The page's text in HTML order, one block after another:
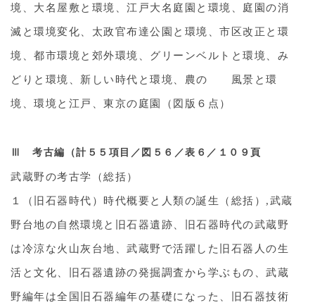
境、大名屋敷と環境、江戸大名庭園と環境、庭園の消
滅と環境変化、太政官布達公園と環境、市区改正と環
境、都市環境と郊外環境、グリーンベルトと環境、み
どりと環境、新しい時代と環境、農の 風景と環
境、環境と江戸、東京の庭園（図版６点）
Ⅲ 考古編（計５５項目／図５６／表６／１０９頁
武蔵野の考古学（総括）
１（旧石器時代）時代概要と人類の誕生（総括）,武蔵
野台地の自然環境と旧石器遺跡、旧石器時代の武蔵野
は冷涼な火山灰台地、武蔵野で活躍した旧石器人の生
活と文化、旧石器遺跡の発掘調査から学ぶもの、武蔵
野編年は全国旧石器編年の基礎になった、旧石器技術